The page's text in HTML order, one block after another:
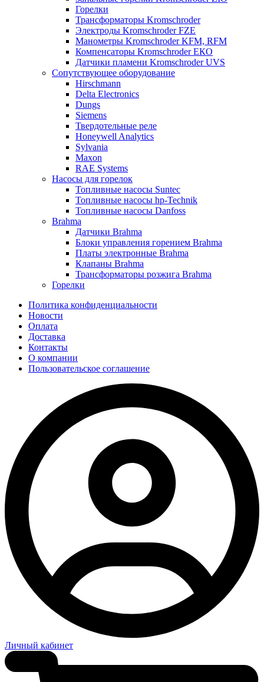
Горелки
Трансформаторы Kromschroder
Электроды Kromschroder FZE
Манометры Kromschroder KFM, RFM
Компенсаторы Kromschroder ЕКО
Датчики пламени Kromschroder UVS
Сопутствующее оборудование
Hirschmann
Delta Electronics
Dungs
Siemens
Твердотельные реле
Honeywell Analytics
Sylvania
Maxon
RAE Systems
Насосы для горелок
Топливные насосы Suntec
Топливные насосы hp-Technik
Топливные насосы Danfoss
Brahma
Датчики Brahma
Блоки управления горением Brahma
Платы электронные Brahma
Клапаны Brahma
Трансформаторы розжига Brahma
Горелки
Политика конфиденциальности
Новости
Оплата
Доставка
Контакты
О компании
Пользовательское соглашение
Личный кабинет